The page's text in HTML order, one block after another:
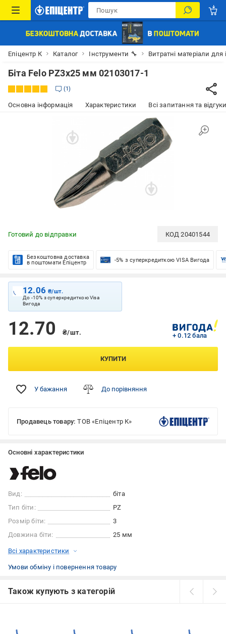
Епіцентр К Каталог Інструменти 🔧 Витратні матеріали для
Біта Felo PZ3x25 мм 02103017-1
1
Основна інформація Характеристики Всі запитання та
Готовий до відправки КОД20401544
Безкоштовна доставка
в поштомати Епіцентр
-5% з суперкредиткою VISA Вигода
12.06₴/шт.
До -10% з суперкредиткою Visa
Вигода
12.70 ₴/шт. + 0.12 бала
КУПИТИ
У бажання До порівняння
Продавець товару: ТОВ «Епіцентр К»
Основні характеристики
Вид:
біта
Тип біти:
PZ
Розмір біти:
3
Довжина біти:
25 мм
Всі характеристики
Умови обміну і повернення товару
Також купують з категорій